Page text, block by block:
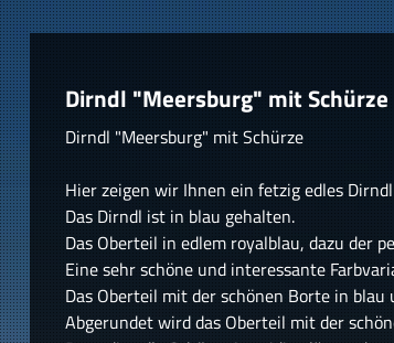
Dirndl "Meersburg" mit Schürze
Dirndl "Meersburg" mit Schürze
Hier zeigen wir Ihnen ein fetzig edles
Das Dirndl ist in blau gehalten.
Das Oberteil in edlem royalblau, dazu der
Eine sehr schöne und interessante
Das Oberteil mit der schönen Borte in
Abgerundet wird das Oberteil mit der